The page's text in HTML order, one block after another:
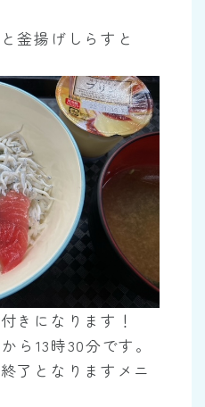
釜揚げしらすと
きになります！
ら13時30分です。
了となりますメニ